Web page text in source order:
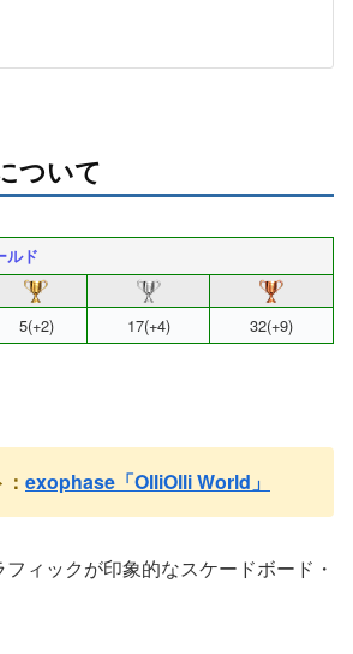
ついて
ルド
5(+2) 17(+4) 32(+9)
exophase「OlliOlli World」
ィックが印象的なスケードボード・